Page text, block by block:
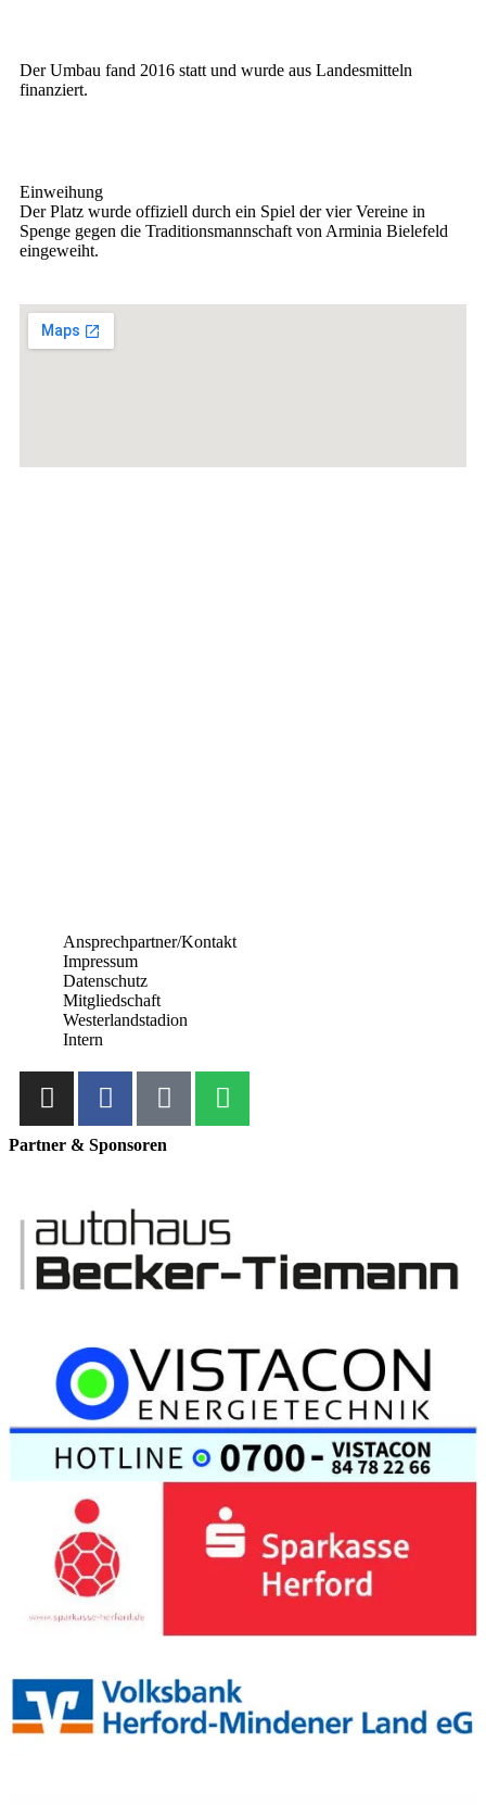
Der Umbau fand 2016 statt und wurde aus Landesmitteln
finanziert.
Einweihung
Der Platz wurde offiziell durch ein Spiel der vier Vereine in
Spenge gegen die Traditionsmannschaft von Arminia Bielefeld
eingeweiht.
Ansprechpartner/Kontakt
Impressum
Datenschutz
Mitgliedschaft
Westerlandstadion
Intern
Partner & Sponsoren